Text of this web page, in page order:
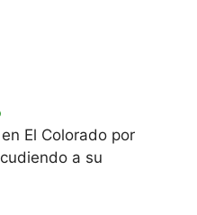
El Colorado por
a su